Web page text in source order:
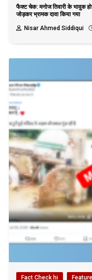
फैक्ट चेक: मनोज तिवारी के भावुक
जोड़कर भ्रामक दावा किया गया
Nisar Ahmed Siddiqui
Fact Check hi